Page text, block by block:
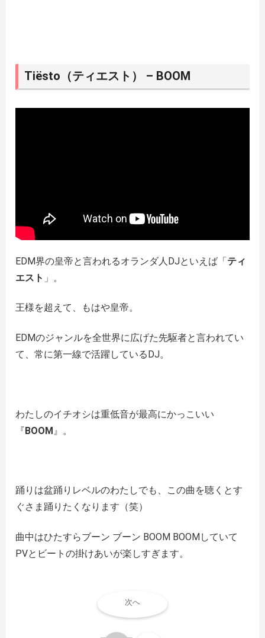
Tiësto（ティエスト） – BOOM
EDM界の皇帝と言われるオランダ人DJといえば「ティ
エスト 」。
王様を超えて、もはや皇帝。
EDMのジャンルを全世界に広げた先駆者と言われてい
て、常に第一線で活躍しているDJ。
わたしのイチオシは重低音が最高にかっこいい
『BOOM 』。
踊りは盆踊りレベルのわたしでも、この曲を聴くとす
ぐさま踊りたくなります（笑）
曲中はひたすらブーン ブーン BOOM BOOMしていて
PVとビートの掛けあいが楽しすぎます。
次へ